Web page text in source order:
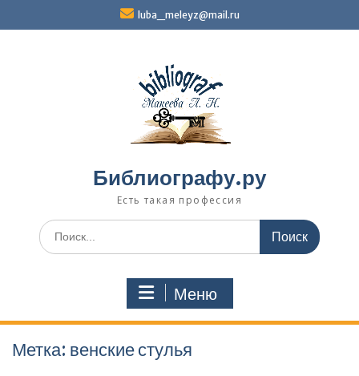
luba_meleyz@mail.ru
Библиографу.ру
Есть такая профессия
Поиск
по:
Меню
Метка: венские стулья